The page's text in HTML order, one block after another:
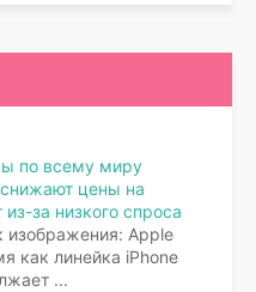
по всему миру
цены на
из-за низкого спроса
изображения: Apple
как линейка iPhone
...